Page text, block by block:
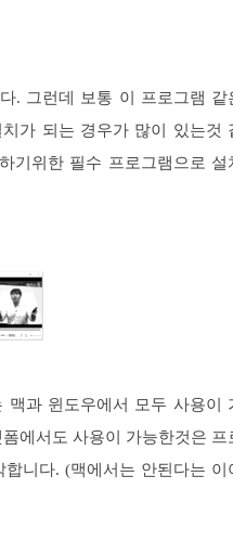
. 그런데 보통 이 프로그램 같
가 되는 경우가 많이 있는것
기위한 필수 프로그램으로 설
맥과 윈도우에서 모두 사용이
에서도 사용이 가능한것은 프
니다. (맥에서는 안된다는 이